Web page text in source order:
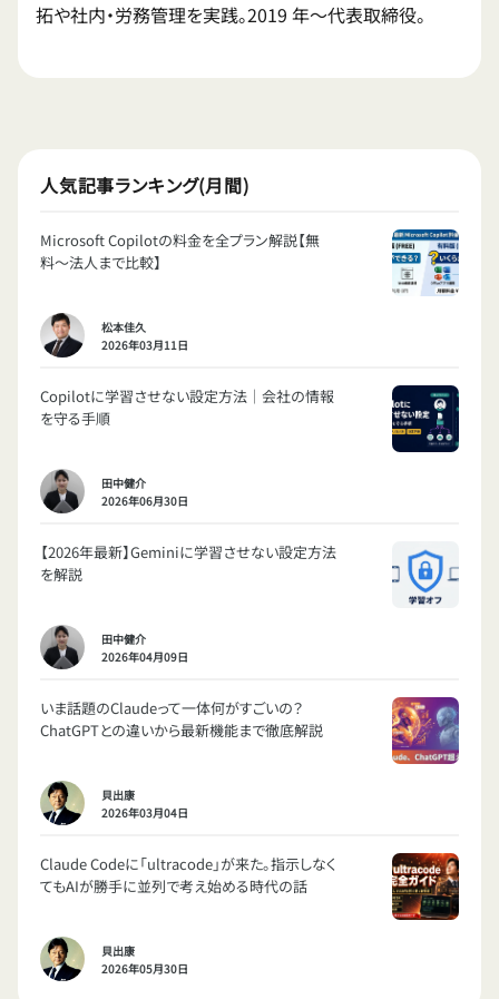
拓や社内・労務管理を実践。2019 年〜代表取締役。
人気記事ランキング(月間)
Microsoft Copilotの料金を全プラン解説【無
料〜法人まで比較】
松本佳久
2026年03月11日
Copilotに学習させない設定方法｜会社の情報
を守る手順
田中健介
2026年06月30日
【2026年最新】Geminiに学習させない設定方法
を解説
田中健介
2026年04月09日
いま話題のClaudeって一体何がすごいの？
ChatGPTとの違いから最新機能まで徹底解説
貝出康
2026年03月04日
Claude Codeに「ultracode」が来た。指示しなく
てもAIが勝手に並列で考え始める時代の話
貝出康
2026年05月30日